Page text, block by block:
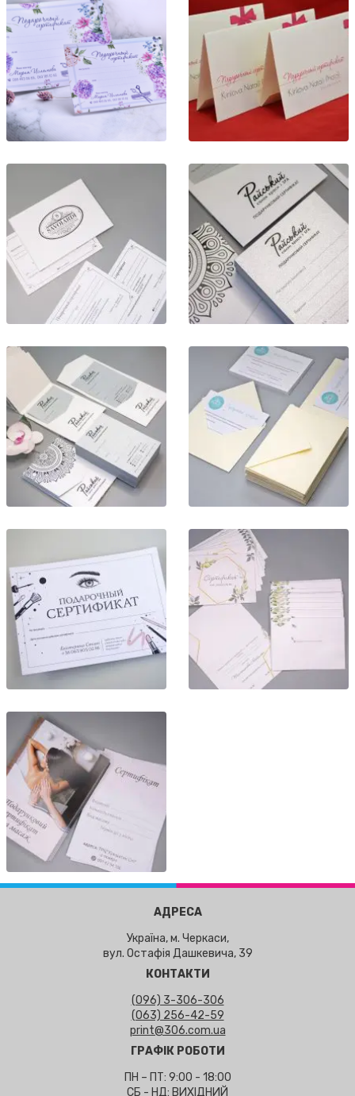
АДРЕСА
Україна, м. Черкаси,
вул. Остафія Дашкевича, 39
КОНТАКТИ
(096) 3-306-306
(063) 256-42-59
print@306.com.ua
ГРАФІК РОБОТИ
ПН – ПТ: 9:00 - 18:00
СБ - НД: ВИХІДНИЙ